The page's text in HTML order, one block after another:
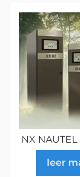
NX NAUTEL
leer